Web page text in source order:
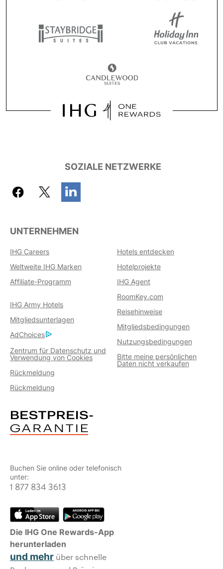
SOZIALE NETZWERKE
UNTERNEHMEN
IHG Careers
Hotels entdecken
Weltweite IHG Marken
Hotelprojekte
Affiliate-Programm
IHG Agent
RoomKey.com
IHG Army Hotels
Reisehinweise
Mitgliedsunterlagen
Mitgliedsbedingungen
AdChoices
Nutzungsbedingungen
Zentrum für Datenschutz und
Verwendung von Cookies
Bitte meine persönlichen
Daten nicht verkaufen
Rückmeldung
Rückmeldung
Buchen Sie online oder telefonisch
unter:
1 877 834 3613
Die IHG One Rewards-App
herunterladen
und mehr über schnelle